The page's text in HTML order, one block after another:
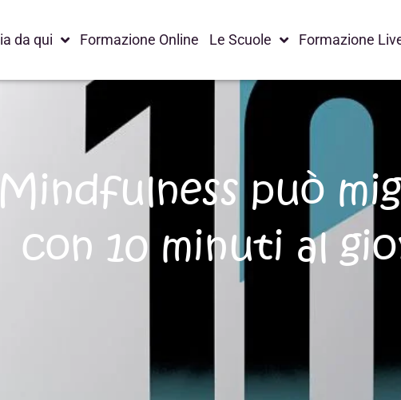
da qui Formazione Online Le Scuole Formazione
può
con 10 minuti al